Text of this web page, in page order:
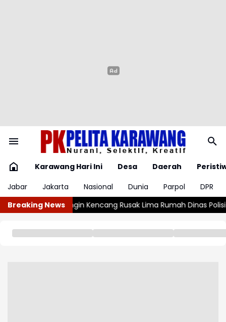
Karawang Hari Ini Desa Daerah
Jabar
Jakarta Nasional Dunia Parpol
DPR
Breaking News
Rumah Dinas Polisi di Aspol Lamteumen Kasus Campak